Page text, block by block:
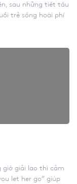
sau những tiết tấu
trẻ sống hoài phí
giờ giải lao thì cảm
let her go” giúp